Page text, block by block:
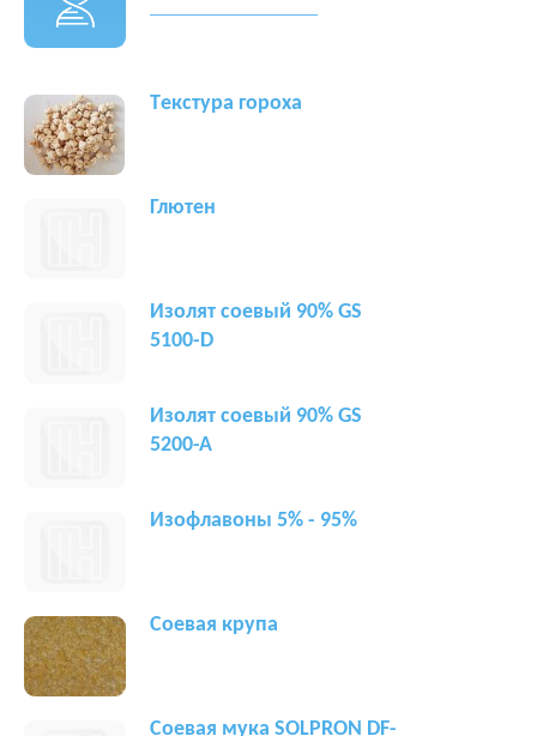
Tекстура гороха
Глютен
Изолят соевый 90% GS
5100-D
Изолят соевый 90% GS
5200-A
Изофлавоны 5% - 95%
Соевая крупа
Соевая мука SOLPRON DF-